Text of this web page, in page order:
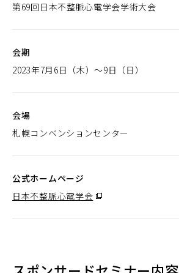
第69回日本不整脈心電学会学術大会
会期
2023年7月6日（木）～9日（日）
会場
札幌コンベンションセンター
公式ホームページ
日本不整脈心電学会 （別